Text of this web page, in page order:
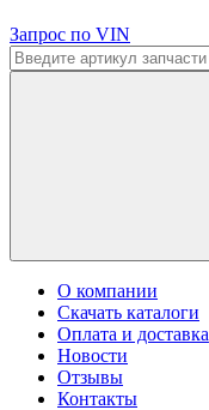
Запрос по VIN
О компании
Скачать каталоги
Оплата и доставка
Новости
Отзывы
Контакты